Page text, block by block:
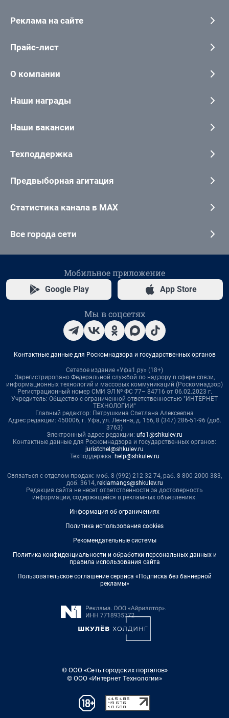
Реклама на сайте
Прайс-лист
О компании
Наши награды
Наши вакансии
Техподдержка
Предвыборная агитация
Статистика канала в MAX
Все города сети
Мобильное приложение
Google Play App Store
Мы в соцсетях
Контактные данные для Роскомнадзора и государственных органов
Сетевое издание «Уфа1.ру» (18+)
Зарегистрировано Федеральной службой по надзору в сфере связи,
информационных технологий и массовых коммуникаций (Роскомнадзор)
Регистрационный номер СМИ ЭЛ № ФС 77– 84716 от 06.02.2023 г.
Учредитель: Общество с ограниченной ответственностью "ИНТЕРНЕТ
ТЕХНОЛОГИИ"
Главный редактор: Петрушкина Светлана Алексеевна
Адрес редакции: 450006, г. Уфа, ул. Ленина, д. 156, 8 (347) 286-51-96 (доб.
3763)
Электронный адрес редакции: ufa1@shkulev.ru
Контактные данные для Роскомнадзора и государственных органов:
juristchel@shkulev.ru
Техподдержка: help@shkulev.ru
Связаться с отделом продаж: моб. 8 (992) 212-32-74, раб. 8 800 2000-383,
доб. 3614, reklamangs@shkulev.ru
Редакция сайта не несет ответственности за достоверность
информации, содержащейся в рекламных объявлениях.
Информация об ограничениях
Политика использования cookies
Рекомендательные системы
Политика конфиденциальности и обработки персональных данных и
правила использования сайта
Пользовательское соглашение сервиса «Подписка без баннерной
рекламы»
© ООО «Сеть городских порталов»
© ООО «Интернет Технологии»